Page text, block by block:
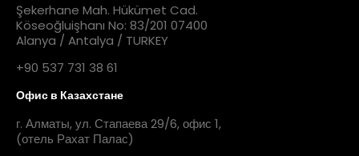
Şekerhane Mah. Hükümet Cad.
Köseoğluişhanı No: 83/201 07400
Alanya / Antalya / TURKEY
+90 537 731 38 61
Офис в Казахстане
г. Алматы, ул. Стапаева 29/6, офис 1,
(отель Рахат Палас)